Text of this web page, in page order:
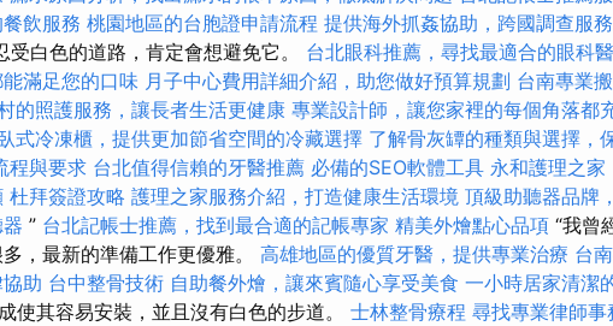
飲服務 桃園地區的台胞證申請流程 提供海外抓姦協助，跨國調查服務
受白色的道路，肯定會想避免它。 台北眼科推薦，尋找最適合的眼科
滿足您的口味 月子中心費用詳細介紹，助您做好預算規劃 台南專業
的照護服務，讓長者生活更健康 專業設計師，讓您家裡的每個角落都
式冷凍櫃，提供更加節省空間的冷藏選擇 了解骨灰罈的種類與選擇，
程與要求 台北值得信賴的牙醫推薦 必備的SEO軟體工具 永和護理之家
杜拜簽證攻略 護理之家服務介紹，打造健康生活環境 頂級助聽器品牌
” 台北記帳士推薦，找到最合適的記帳專家 精美外燴點心品項 “我曾
，最新的準備工作更優雅。 高雄地區的優質牙醫，提供專業治療 台
助 台中整骨技術 自助餐外燴，讓來賓隨心享受美食 一小時居家清潔
使其容易安裝，並且沒有白色的步道。 士林整骨療程 尋找專業律師事